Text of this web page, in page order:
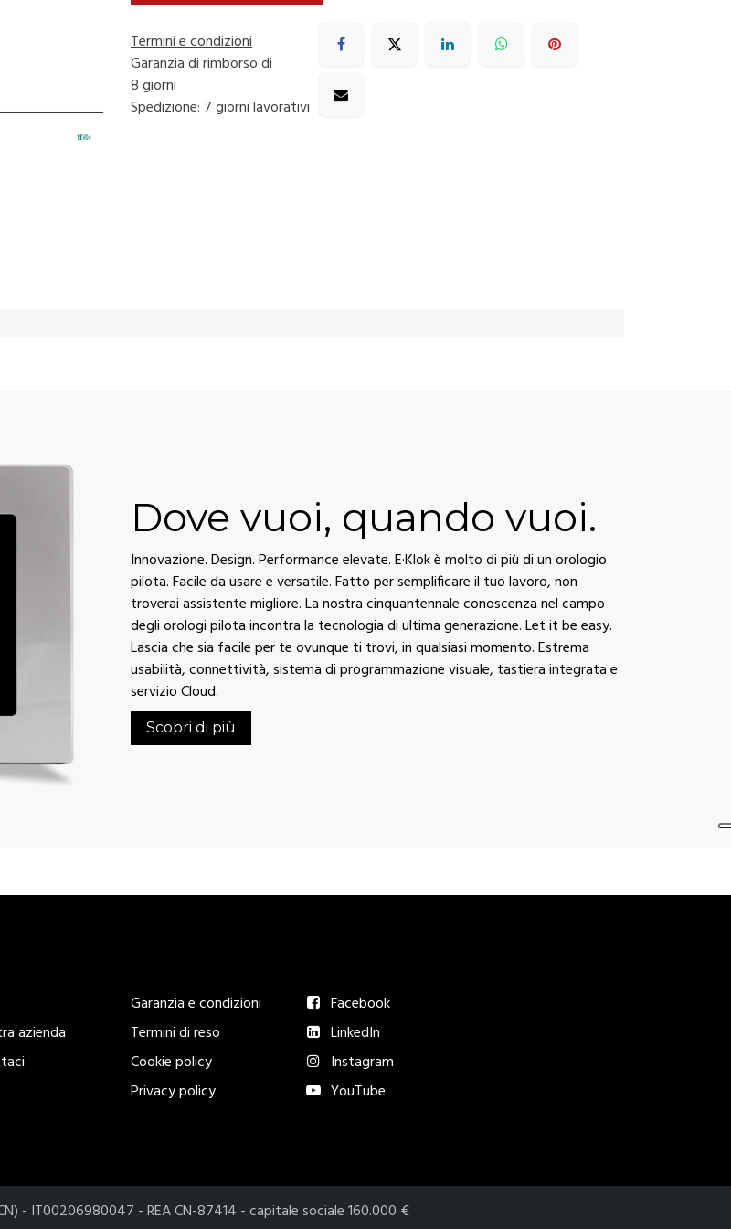
Termini e condizioni
Garanzia di rimborso di
8 giorni
Spedizione: 7 giorni lavorativi
Dove vuoi, quando vuoi.
Innovazione. Design. Performance elevate. E·Klok è molto di più di un orologio
pilota. Facile da usare e versatile. Fatto per semplificare il tuo lavoro, non
troverai assistente migliore. La nostra cinquantennale conoscenza nel campo
degli orologi pilota incontra la tecnologia di ultima generazione. Let it be easy.
Lascia che sia facile per te ovunque ti trovi, in qualsiasi momento. Estrema
usabilità, connettività, sistema di programmazione visuale, tastiera integrata e
servizio Cloud.
Scopri di più
azienda
Garanzia e condizioni
Termini di reso
Cookie policy
Privacy policy
Facebook
LinkedIn
Instagram
YouTube
- IT00206980047 - REA CN-87414 - capitale sociale 160.000 €